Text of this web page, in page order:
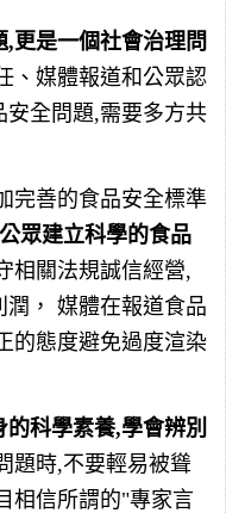
更是一個社會治理問
、媒體報道和公眾認
全問題,需要多方共
完善的食品安全標準
眾建立科學的食品
相關法規誠信經營,
， 媒體在報道食品
的態度避免過度渲染
科學素養,學會辨別
題時,不要輕易被聳
相信所謂的"專家言